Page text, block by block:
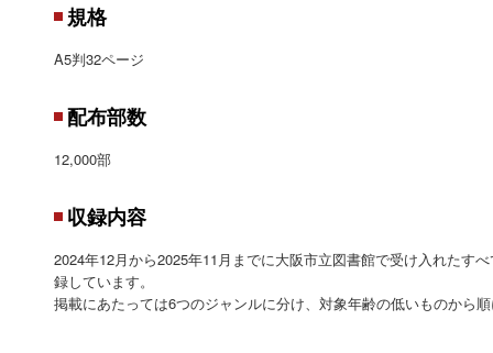
規格
A5判32ページ
配布部数
12,000部
収録内容
2024年12月から2025年11月までに大阪市立図書館で受け入れたす
録しています。
掲載にあたっては6つのジャンルに分け、対象年齢の低いものから